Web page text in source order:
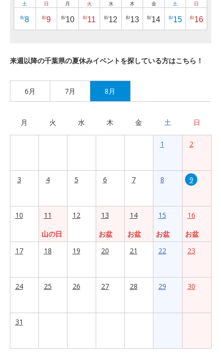
土
8/8
日
8/9
月
8/10
火
8/11
水
8/12
木
8/13
金
8/14
土
8/15
日
8/16
来週以降の千葉県の夏休みイベントを探している方はこちら！
6月 7月 8月
月 火 水 木 金 土 日
1 2
3 4 5 6 7 8 9
10
11
山の日
12
13
お盆
14
お盆
15
お盆
16
お盆
17
18 19 20 21 22 23
24 25 26 27 28 29 30
31